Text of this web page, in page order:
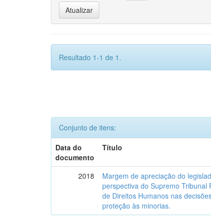
Resultado 1-1 de 1.
Conjunto de itens:
Data do
documento
Título
2018
Margem de apreciação do
perspectiva do Supremo
de Direitos Humanos nas
proteção às minorias.